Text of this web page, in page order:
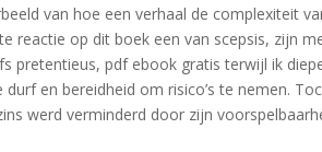
van hoe een verhaal de complexiteit
reactie op dit boek een van scepsis, zijn
pretentieus, pdf ebook gratis terwijl ik
en bereidheid om risico’s te nemen.
werd verminderd door zijn